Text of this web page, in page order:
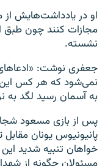
او در یادداشت‌هایش
مجازات کنند چون طبق
نشسته.
جعفری نوشت:
نمی‌شود که هر کس
به آسمان رسید لگد به
پس از بازی مسعود
پانیونیوس یونان
خواهان تنبیه شدید